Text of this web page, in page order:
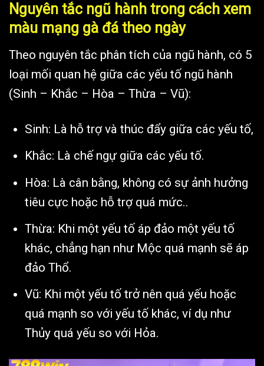
Nguyên tắc ngũ hành trong cách xem
màu mạng gà đá theo ngày
Theo nguyên tắc phân tích của ngũ hành, có 5
loại mối quan hệ giữa các yếu tố ngũ hành
(Sinh – Khắc – Hòa – Thừa – Vũ):
Sinh: Là hỗ trợ và thúc đẩy giữa các yếu tố,
Khắc: Là chế ngự giữa các yếu tố.
Hòa: Là cân bằng, không có sự ảnh hưởng
tiêu cực hoặc hỗ trợ quá mức..
Thừa: Khi một yếu tố áp đảo một yếu tố
khác, chẳng hạn như Mộc quá mạnh sẽ áp
đảo Thổ.
Vũ: Khi một yếu tố trở nên quá yếu hoặc
quá mạnh so với yếu tố khác, ví dụ như
Thủy quá yếu so với Hỏa.